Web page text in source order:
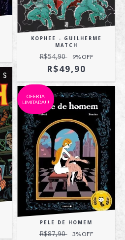
KOPHEE - GUILHERME
MATCH
R$54,90 9% OFF
R$49,90
OFERTA
LIMITADA!!!
PELE DE HOMEM
R$87,90 3% OFF